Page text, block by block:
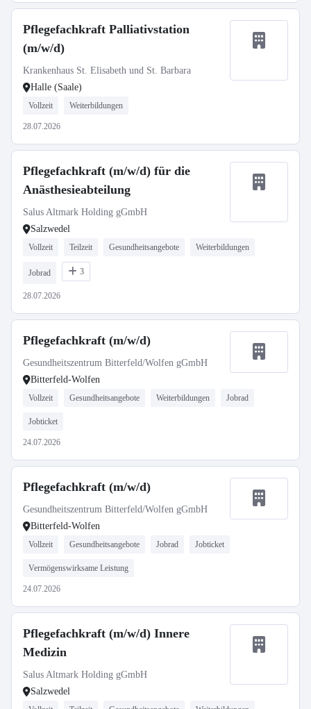
Pflegefachkraft Palliativstation
(m/w/d)
Krankenhaus St. Elisabeth und St. Barbara
Halle (Saale)
Vollzeit Weiterbildungen
28.07.2026
Pflegefachkraft (m/w/d) für die
Anästhesieabteilung
Salus Altmark Holding gGmbH
Salzwedel
Vollzeit Teilzeit Gesundheitsangebote Weiterbildungen
Jobrad 3
28.07.2026
Pflegefachkraft (m/w/d)
Gesundheitszentrum Bitterfeld/Wolfen gGmbH
Bitterfeld-Wolfen
Vollzeit Gesundheitsangebote Weiterbildungen Jobrad
Jobticket
24.07.2026
Pflegefachkraft (m/w/d)
Gesundheitszentrum Bitterfeld/Wolfen gGmbH
Bitterfeld-Wolfen
Vollzeit Gesundheitsangebote Jobrad Jobticket
Vermögenswirksame Leistung
24.07.2026
Pflegefachkraft (m/w/d) Innere
Medizin
Salus Altmark Holding gGmbH
Salzwedel